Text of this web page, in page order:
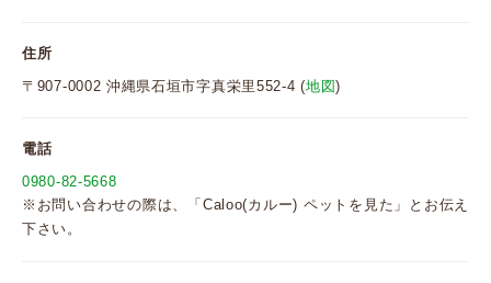
住所
〒907-0002 沖縄県石垣市字真栄里552-4 (地図)
電話
0980-82-5668
※お問い合わせの際は、「Caloo(カルー) ペットを見た」とお伝え
下さい。